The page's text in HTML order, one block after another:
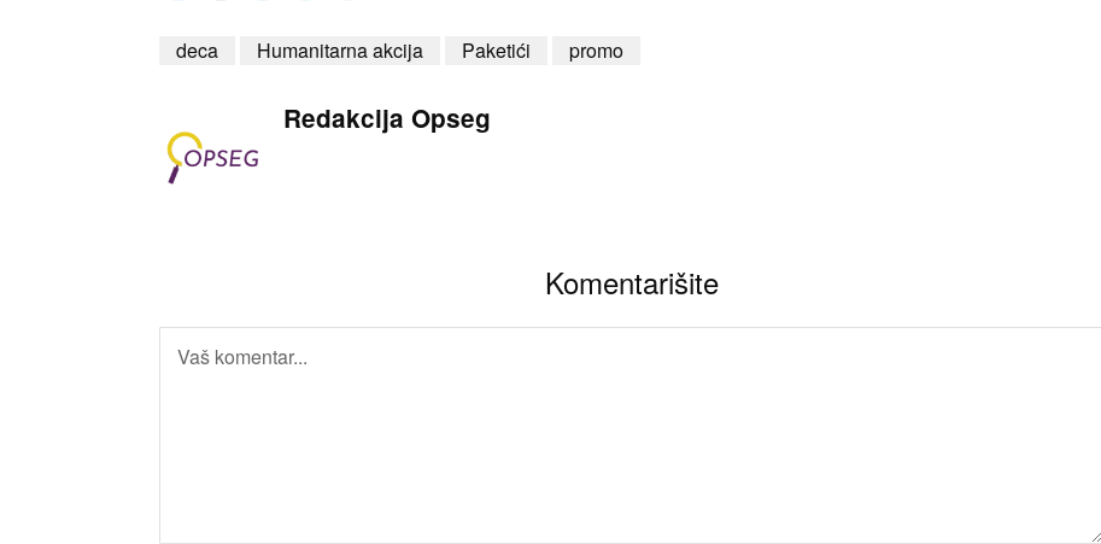
deca Humanitarna akcija Paketići promo
Redakcija Opseg
Komentarišite